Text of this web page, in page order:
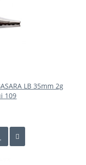
LB 35mm 2g
109